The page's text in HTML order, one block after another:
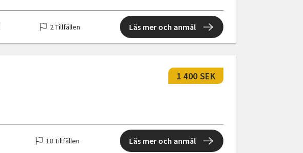
2 Tillfällen Läs mer och anmäl
1 400 SEK
10 Tillfällen Läs mer och anmäl